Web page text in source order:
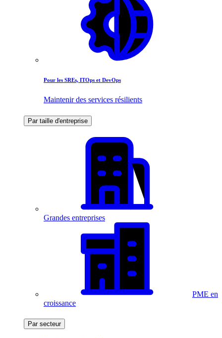
Pour les SREs, ITOps et DevOps
Maintenir des services résilients
Par taille d'entreprise
Grandes entreprises
PME en
croissance
Par secteur